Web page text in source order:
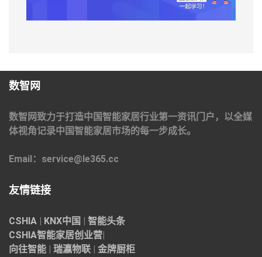
数智网
数智网致力于打造中国智能家居行业第一资讯门户，以全媒
体视角记录中国智能家居市场的每一步成长。
Email：service@le365.cc
友情链接
CSHIA KNX中国
智能头条
CSHIA智能家居创业营
向往智能
瑞瀛物联
金牌厨柜